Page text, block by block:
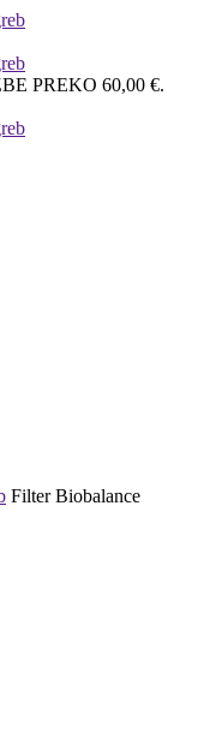
PREKO 60,00 €.
Filter Biobalance